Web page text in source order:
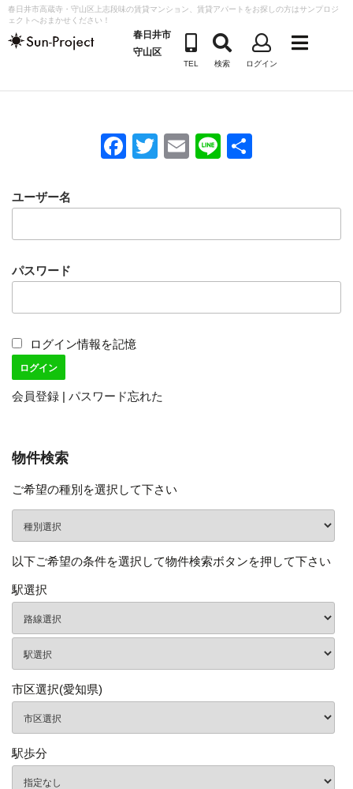
コ春日井市高蔵寺・守山区上志段味の賃貸マンション、賃貸アパートをお探しの方はサンプロジ
ェクトへおまかせください！
春日井市
守山区
TEL 検索 ログイン
F
b
k
T
E
Li
ユーザー名
パスワード
ログイン情報を記憶
会員登録 | パスワード忘れた
物件検索
ご希望の種別を選択して下さい
以下ご希望の条件を選択して物件検索ボタンを押して下さい
駅選択
市区選択(愛知県)
駅歩分